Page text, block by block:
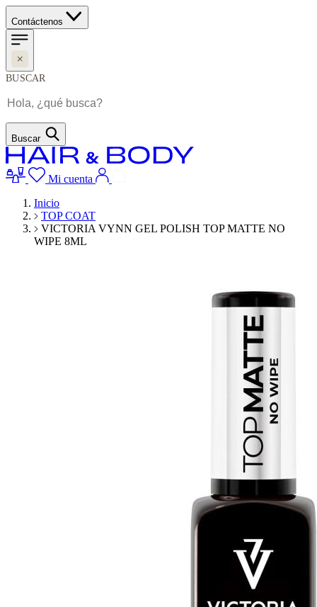
Contáctenos
BUSCAR
Buscar
Mi cuenta
Inicio
TOP COAT
VICTORIA VYNN GEL POLISH TOP MATTE NO
WIPE 8ML